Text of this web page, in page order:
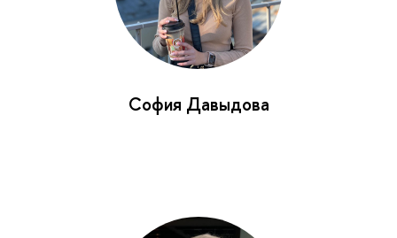
София Давыдова